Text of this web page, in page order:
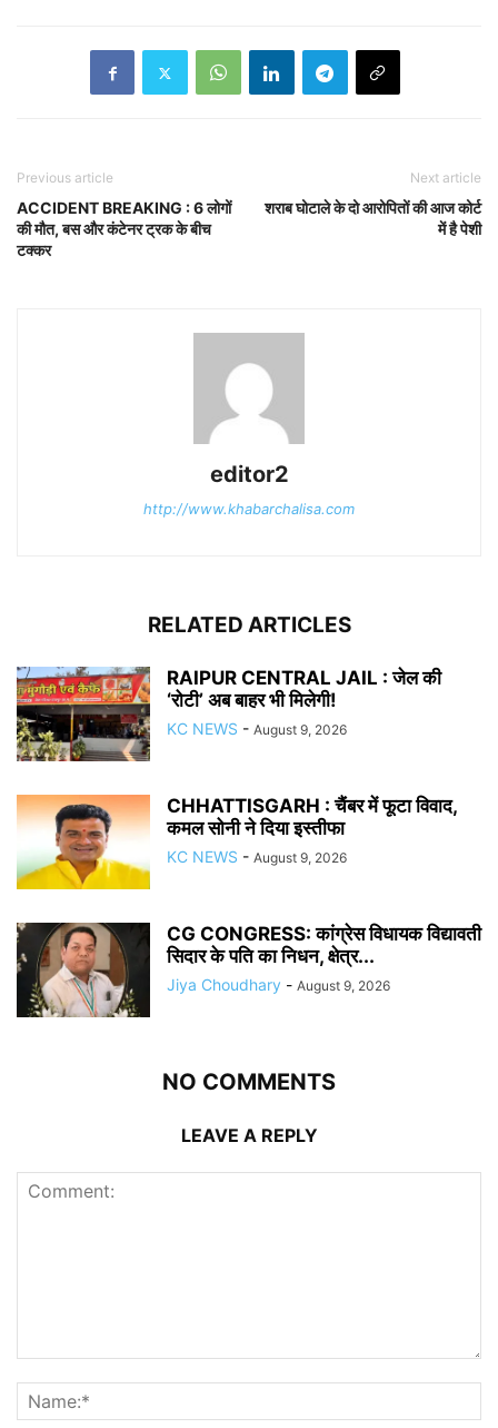
Previous article
ACCIDENT BREAKING : 6 लोगों
की मौत, बस और कंटेनर ट्रक के बीच
टक्कर
Next article
शराब घोटाले के दो आरोपितों की आज कोर्ट
में है पेशी
editor2
http://www.khabarchalisa.com
RELATED ARTICLES
RAIPUR CENTRAL JAIL : जेल की
‘रोटी’ अब बाहर भी मिलेगी!
KC NEWS - August 9, 2026
CHHATTISGARH : चैंबर में फूटा विवाद,
कमल सोनी ने दिया इस्तीफा
KC NEWS - August 9, 2026
CG CONGRESS: कांग्रेस विधायक विद्यावती
सिदार के पति का निधन, क्षेत्र...
Jiya Choudhary - August 9, 2026
NO COMMENTS
LEAVE A REPLY